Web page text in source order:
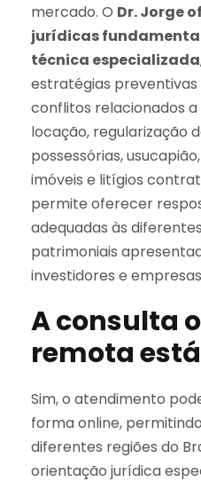
mercado. O Dr. Jorge
jurídicas
técnica especializada
estratégias
conflitos relacionados
locação, regularização
possessórias,
imóveis e litígios
permite oferecer
adequadas às
patrimoniais
investidores e
A consulta
remota
Sim, o atendimento
forma online,
diferentes regiões do
orientação jurídica